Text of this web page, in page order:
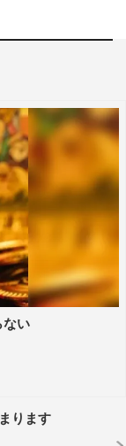
ない
ります